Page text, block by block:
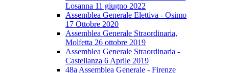
Losanna 11 giugno 2022
Assemblea Generale Elettiva - Osimo
17 Ottobre 2020
Assemblea Generale Straordinaria,
Molfetta 26 ottobre 2019
Assemblea Generale Straordinaria -
Castellanza 6 Aprile 2019
48a Assemblea Generale - Firenze